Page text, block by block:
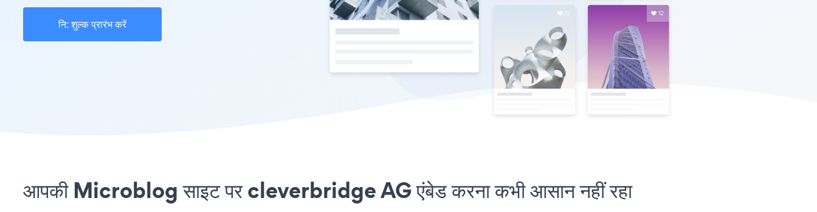
नि: शुल्क प्रारंभ करें
आपकी Microblog साइट पर cleverbridge AG एंबेड करना कभी आसान नहीं रहा